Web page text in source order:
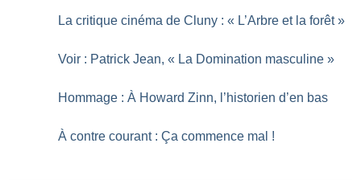
La critique cinéma de Cluny : « L’Arbre et la forêt »
Voir : Patrick Jean, « La Domination masculine »
Hommage : À Howard Zinn, l’historien d’en bas
À contre courant : Ça commence mal !